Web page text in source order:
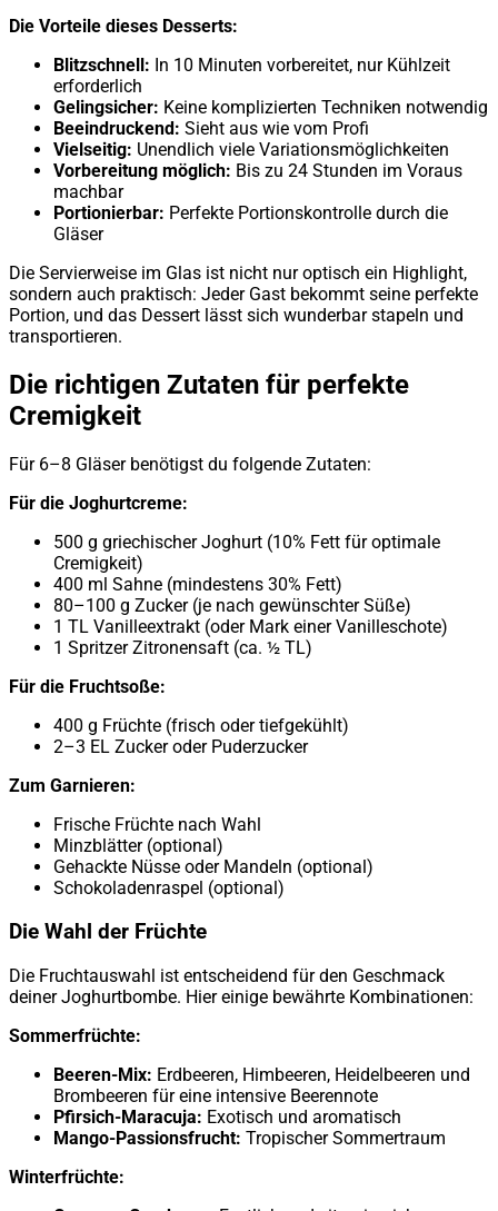
Die Vorteile dieses Desserts:
Blitzschnell: In 10 Minuten vorbereitet, nur Kühlzeit
erforderlich
Gelingsicher: Keine komplizierten Techniken notwendig
Beeindruckend: Sieht aus wie vom Profi
Vielseitig: Unendlich viele Variationsmöglichkeiten
Vorbereitung möglich: Bis zu 24 Stunden im Voraus
machbar
Portionierbar: Perfekte Portionskontrolle durch die
Gläser
Die Servierweise im Glas ist nicht nur optisch ein Highlight,
sondern auch praktisch: Jeder Gast bekommt seine perfekte
Portion, und das Dessert lässt sich wunderbar stapeln und
transportieren.
Die richtigen Zutaten für perfekte
Cremigkeit
Für 6–8 Gläser benötigst du folgende Zutaten:
Für die Joghurtcreme:
500 g griechischer Joghurt (10% Fett für optimale
Cremigkeit)
400 ml Sahne (mindestens 30% Fett)
80–100 g Zucker (je nach gewünschter Süße)
1 TL Vanilleextrakt (oder Mark einer Vanilleschote)
1 Spritzer Zitronensaft (ca. ½ TL)
Für die Fruchtsoße:
400 g Früchte (frisch oder tiefgekühlt)
2–3 EL Zucker oder Puderzucker
Zum Garnieren:
Frische Früchte nach Wahl
Minzblätter (optional)
Gehackte Nüsse oder Mandeln (optional)
Schokoladenraspel (optional)
Die Wahl der Früchte
Die Fruchtauswahl ist entscheidend für den Geschmack
deiner Joghurtbombe. Hier einige bewährte Kombinationen:
Sommerfrüchte:
Beeren-Mix: Erdbeeren, Himbeeren, Heidelbeeren und
Brombeeren für eine intensive Beerennote
Pfirsich-Maracuja: Exotisch und aromatisch
Mango-Passionsfrucht: Tropischer Sommertraum
Winterfrüchte: